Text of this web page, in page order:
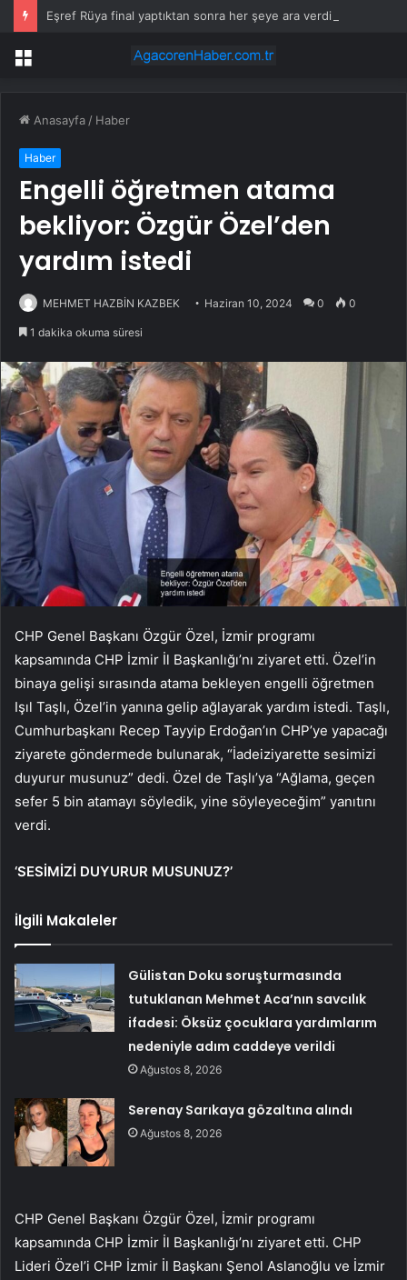
Menü
Anasayfa / Haber
Haber
Engelli öğretmen atama
bekliyor: Özgür Özel’den
yardım istedi
MEHMET HAZBİN KAZBEK Haziran 10, 2024 0 0
1 dakika okuma süresi
CHP Genel Başkanı Özgür Özel, İzmir programı
kapsamında CHP İzmir İl Başkanlığı’nı ziyaret etti. Özel’in
binaya gelişi sırasında atama bekleyen engelli öğretmen
Işıl Taşlı, Özel’in yanına gelip ağlayarak yardım istedi. Taşlı,
Cumhurbaşkanı Recep Tayyip Erdoğan’ın CHP’ye yapacağı
ziyarete göndermede bulunarak, “İadeiziyarette sesimizi
duyurur musunuz” dedi. Özel de Taşlı’ya “Ağlama, geçen
sefer 5 bin atamayı söyledik, yine söyleyeceğim” yanıtını
verdi.
‘SESİMİZİ DUYURUR MUSUNUZ?’
İlgili Makaleler
Gülistan Doku soruşturmasında
tutuklanan Mehmet Aca’nın savcılık
ifadesi: Öksüz çocuklara yardımlarım
nedeniyle adım caddeye verildi
Ağustos 8, 2026
Serenay Sarıkaya gözaltına alındı
Ağustos 8, 2026
CHP Genel Başkanı Özgür Özel, İzmir programı
kapsamında CHP İzmir İl Başkanlığı’nı ziyaret etti. CHP
Lideri Özel’i CHP İzmir İl Başkanı Şenol Aslanoğlu ve İzmir